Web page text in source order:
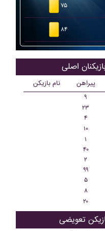
۷۵
۸۴
نام بازیکن پیراهن
۹
۲۳
۴
۱۰
۱
۴۰
۲
۹۹
۵
۸
۲۰